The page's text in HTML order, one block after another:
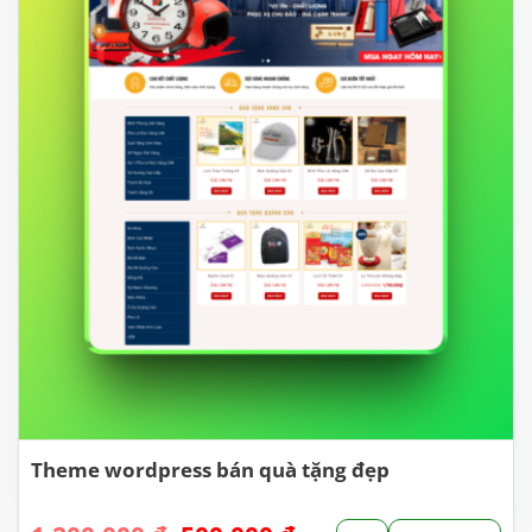
Theme wordpress bán quà tặng đẹp